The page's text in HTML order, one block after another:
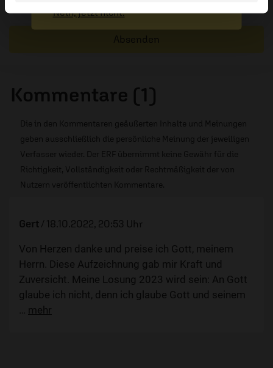
Absenden
Kommentare (1)
Die in den Kommentaren geäußerten Inhalte und Meinungen
geben ausschließlich die persönliche Meinung der jeweiligen
Verfasser wieder. Der ERF übernimmt keine Gewähr für die
Richtigkeit, Vollständigkeit oder Rechtmäßigkeit der von
Nutzern veröffentlichten Kommentare.
Gert / 18.10.2022, 20:53 Uhr
Von Herzen danke und preise ich Gott, meinem
Herrn. Diese Aufzeichnung gab mir Kraft und
Zuversicht. Meine Losung 2023 wird sein: An Gott
glaube ich nicht, denn ich glaube Gott und seinem
… mehr
Nein, jetzt nicht.